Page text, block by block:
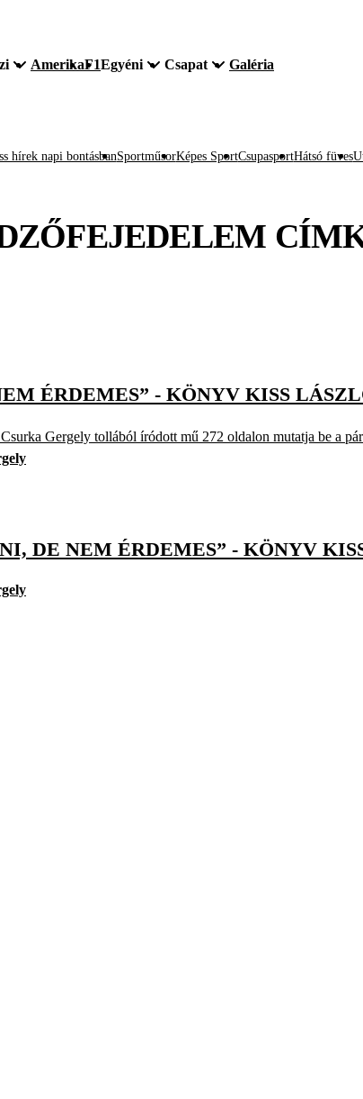
AmerikaF1Egyéni Csapat Galéria
hírek napi bontásbanSportműsorKépes SportCsupasportHátsó füves
ÉRDEMES” - KÖNYV KISS
Gergely tollából íródott mű 272 oldalon mutatja be a
DE NEM ÉRDEMES” - KÖNYV